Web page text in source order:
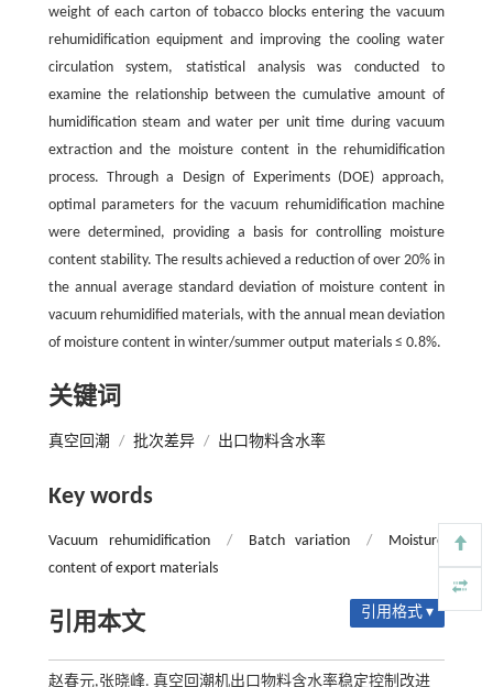
weight of each carton of tobacco blocks entering the vacuum
rehumidification equipment and improving the cooling water
circulation system, statistical analysis was conducted to
examine the relationship between the cumulative amount of
humidification steam and water per unit time during vacuum
extraction and the moisture content in the rehumidification
process. Through a Design of Experiments (DOE) approach,
optimal parameters for the vacuum rehumidification machine
were determined, providing a basis for controlling moisture
content stability. The results achieved a reduction of over 20% in
the annual average standard deviation of moisture content in
vacuum rehumidified materials, with the annual mean deviation
of moisture content in winter/summer output materials ≤ 0.8%.
关键词
真空回潮 / 批次差异 / 出口物料含水率
Key words
Vacuum rehumidification / Batch variation /
Moisture
content of export materials
引用本文 引用格式 ▾
赵春元,张晓峰. 真空回潮机出口物料含水率稳定控制改进